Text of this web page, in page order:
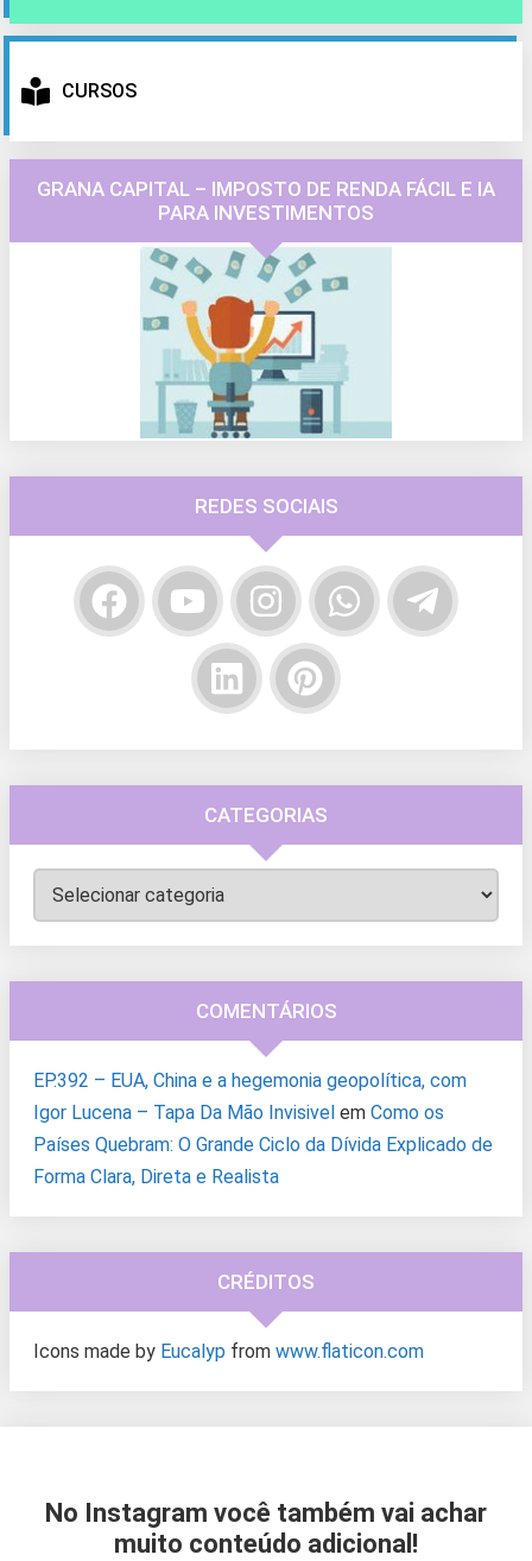
CURSOS
GRANA CAPITAL – IMPOSTO DE RENDA FÁCIL E IA
PARA INVESTIMENTOS
REDES SOCIAIS
CATEGORIAS
Categorias
COMENTÁRIOS
EP.392 – EUA, China e a hegemonia geopolítica, com
Igor Lucena – Tapa Da Mão Invisivel em Como os
Países Quebram: O Grande Ciclo da Dívida Explicado de
Forma Clara, Direta e Realista
CRÉDITOS
Icons made by Eucalyp from www.flaticon.com
No Instagram você também vai achar
muito conteúdo adicional!